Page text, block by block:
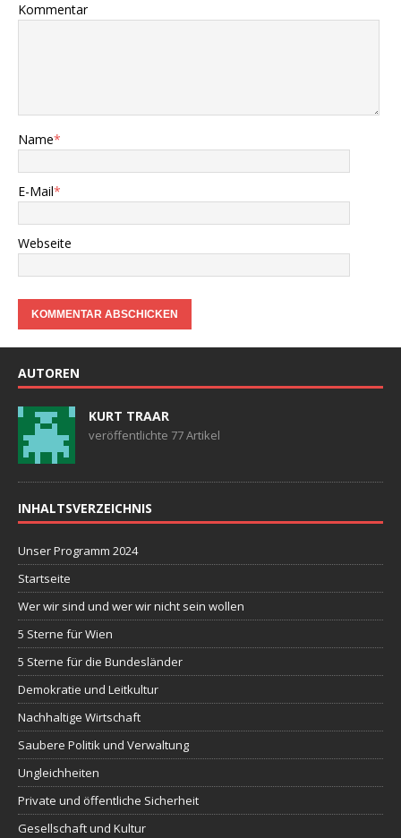
Kommentar
Name*
E-Mail*
Webseite
AUTOREN
KURT TRAAR
veröffentlichte 77 Artikel
INHALTSVERZEICHNIS
Unser Programm 2024
Startseite
Wer wir sind und wer wir nicht sein wollen
5 Sterne für Wien
5 Sterne für die Bundesländer
Demokratie und Leitkultur
Nachhaltige Wirtschaft
Saubere Politik und Verwaltung
Ungleichheiten
Private und öffentliche Sicherheit
Gesellschaft und Kultur